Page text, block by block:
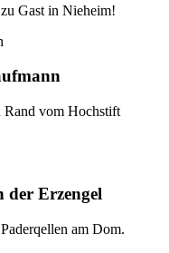
Gast in Nieheim!
Rand vom Hochstift
der Erzengel
am Dom.